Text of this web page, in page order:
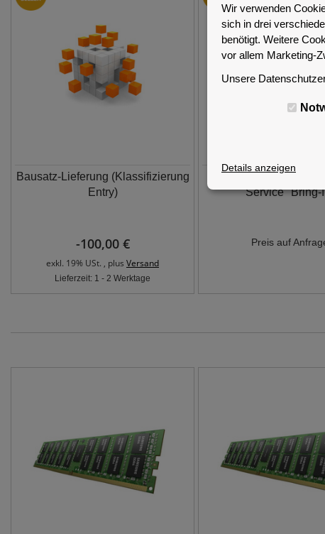
Bausatz-Lieferung (Klassifizierung
Entry)
-100,00 €
exkl. 19% USt. , plus Versand
Lieferzeit: 1 - 2 Werktage
36 Monate CTO/BTO
Service "Bring-
Preis auf
Wir verwenden
sich in drei
benötigt. Weitere
vor allem Marketing-
Unsere
Details anzeigen